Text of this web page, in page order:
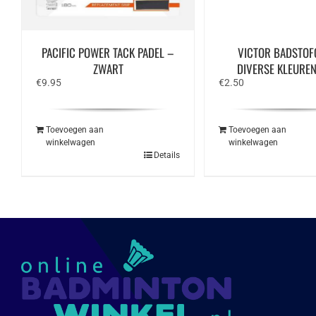
PACIFIC POWER TACK PADEL –
ZWART
€9.95
Toevoegen aan
winkelwagen
Details
VICTOR
DIVERSE
€2.50
Toevoegen aan
winkelwagen